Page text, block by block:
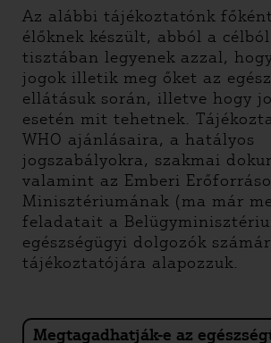
Az alábbi tájékoztatónk
élőknek készült, abból a
tisztában legyenek azzal,
jogok illetik meg őket az
ellátásuk során, illetve hogy
esetén mit tehetnek.
WHO ajánlásaira, a hatályos
jogszabályokra, szakmai
valamint az Emberi
Minisztériumának (ma már
feladatait a
egészségügyi dolgozók
tájékoztatójára alapozzuk.
Megtagadhatják-e az